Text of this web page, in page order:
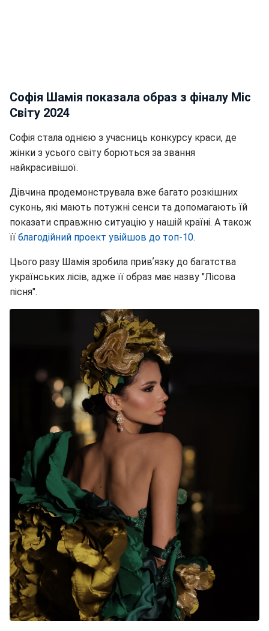
Софія Шамія показала образ з фіналу Міс
Світу 2024
Софія стала однією з учасниць конкурсу краси, де
жінки з усього світу борються за звання
найкрасивішої.
Дівчина продемонструвала вже багато розкішних
суконь, які мають потужні сенси та допомагають їй
показати справжню ситуацію у нашій країні. А також
її благодійний проект увійшов до топ-10.
Цього разу Шамія зробила привʼязку до багатства
українських лісів, адже її образ має назву "Лісова
пісня".